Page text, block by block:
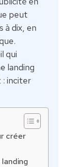
peut
à dix, en
qui
landing
: inciter
créer